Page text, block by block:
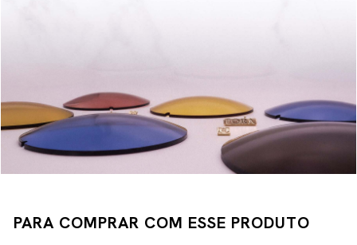
PARA COMPRAR COM ESSE PRODUTO